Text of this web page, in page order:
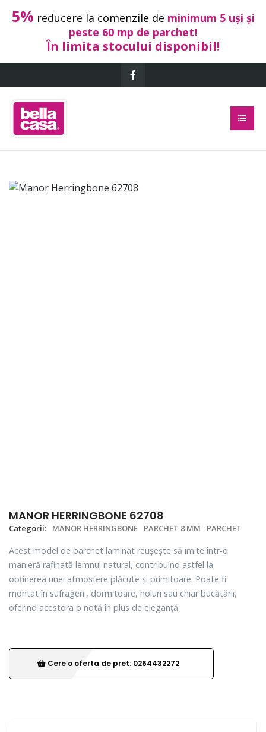
5% reducere la comenzile de minimum 5 uși și
peste 60 mp de parchet!
În limita stocului disponibil!
MANOR HERRINGBONE 62708
Categorii: MANOR HERRINGBONE PARCHET 8 MM PARCHET
Acest model de parchet laminat reușește să imite într-o
manieră rafinată lemnul natural, contribuind astfel la
obținerea unei atmosfere plăcute și primitoare. Poate fi
montat în sufragerii, dormitoare, holuri sau chiar bucătării,
oferind acestora o notă în plus de eleganță.
Cere o oferta de pret: 0264432272